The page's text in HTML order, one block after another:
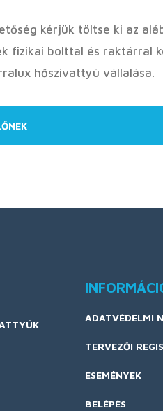
kérjük töltse ki az
fizikai bolttal és raktárral
hőszivattyú vállalása.
ADATVÉDELMI
TERVEZŐI
ESEMÉNYEK
BELÉPÉS